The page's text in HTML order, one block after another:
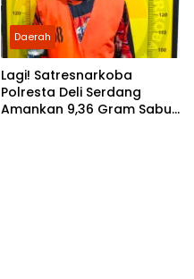
Daerah
Lagi! Satresnarkoba
Polresta Deli Serdang
Amankan 9,36 Gram Sabu